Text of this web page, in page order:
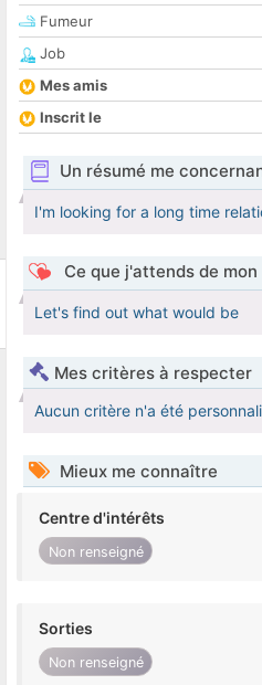
Fumeur
Job
Mes amis
Inscrit le
Un résumé me
I'm looking for a long time
Ce que j'attends de
Let's find out what would be
Mes critères à respecter
Aucun critère n'a été
Mieux me connaître
Centre d'intérêts
Non renseigné
Sorties
Non renseigné